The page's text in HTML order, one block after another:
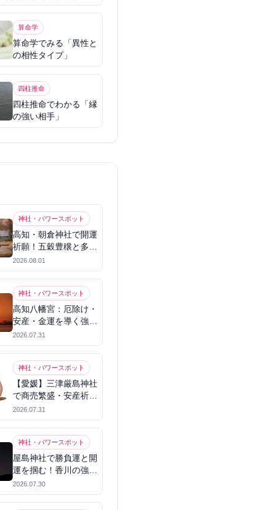
算命学
算命学でみる「異性と
の相性タイプ」
四柱推命
四柱推命でわかる「縁
の強い相手」
神社・パワースポット
高知・朝倉神社で開運
祈願！五穀豊穣と多幸
を呼ぶパワースポット
2026.08.01
神社・パワースポット
高知八幡宮：厄除け・
安産・金運を導く強力
パワースポット
2026.07.31
神社・パワースポット
【愛媛】三津厳島神社
で商売繁盛・安産祈
願！宗像三女神のパワ
ーを授かる
2026.07.31
神社・パワースポット
屋島神社で勝負運と開
運を掴む！香川の強力
パワースポット
2026.07.30